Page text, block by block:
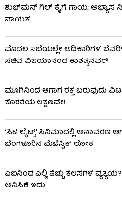
ಶುಭ್​ಮನ್ ಗಿಲ್ ಕೈಗೆ ಗಾಯ; ಅಭ್ಯಾಸ
ನಾಯಕ
ಮೊದಲ ಸಭೆಯಲ್ಲೇ ಅಧಿಕಾರಿಗಳ
ಸಚಿವ ವಿಜಯಾನಂದ ಕಾಶಪ್ಪನವರ್
ಮೂಗಿನಿಂದ ಆಗಾಗ ರಕ್ತ ಬರುವುದು
ಕೊರತೆಯ ಲಕ್ಷಣವೇ!
‘ಸಿಟಿ ಲೈಟ್ಸ್’ ಸಿನಿಮಾದಲ್ಲಿ ಅನಾವರಣ
ಬೆಂಗಳೂರಿನ ಮೆಜೆಸ್ಟಿಕ್ ಲೋಕ
ಎಐನಿಂದ ಎಲ್ಲಿ ಹೆಚ್ಚು ಕೆಲಸಗಳ
ಅನಿಸಿಕೆ ಇದು